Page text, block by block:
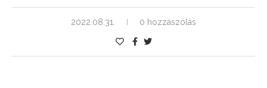
2022.08.31. 0 hozzászólás